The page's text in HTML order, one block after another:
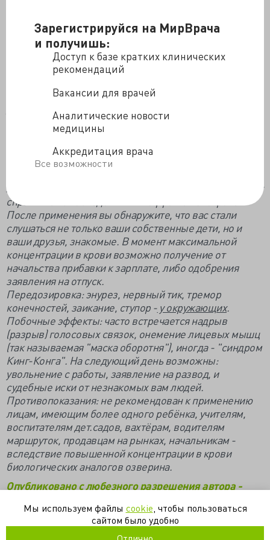
Зарегистрируйся на МирВрача
и получишь:
Доступ к базе кратких клинических
рекомендаций
Вакансии для врачей
Аналитические новости
медицины
Аккредитация врача
Все возможности
В аптеках, вроде, "Озверин" не появился.
Коллеги, не знаете, когда антидот начнут
выпускать?
Озверин - нейротропный токсин, начинает
действовать в течение первых пяти минут после
применения, ликвидирует излишнюю мягкость
волокон сердечной мышцы, помогает справиться с
патологическим оптимизмом и дружелюбием.
Показан к применению людям ( и зверям) страдающим
ликвидирует "да, конечно, бери что хочешь", помогает
справиться с последствиями "эффекта лохотрона".
После применения вы обнаружите, что вас стали
слушаться не только ваши собственные дети, но и
ваши друзья, знакомые. В момент максимальной
концентрации в крови возможно получение от
начальства прибавки к зарплате, либо одобрения
заявления на отпуск.
Передозировка: энурез, нервный тик, тремор
конечностей, заикание, ступор -у окружающих.
Побочные эффекты: часто встречается надрыв
(разрыв) голосовых связок, онемение лицевых мышц
(так называемая "маска оборотня"), иногда - "синдром
Кинг-Конга". На следующий день возможны:
увольнение с работы, заявление на развод, и
судебные иски от незнакомых вам людей.
Противопоказания: не рекомендован к применению
лицам, имеющим более одного ребёнка, учителям,
воспитателям дет.садов, вахтёрам, водителям
маршруток, продавцам на рынках, начальникам -
вследствие повышенной концентрации в крови
биологических аналогов озверина.
Опубликовано с любезного разрешения автора -
хамство
Мы используем файлы cookie , чтобы пользоваться
сайтом было удобно